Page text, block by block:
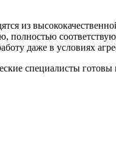
из
полностью
даже в условиях
специалисты готовы